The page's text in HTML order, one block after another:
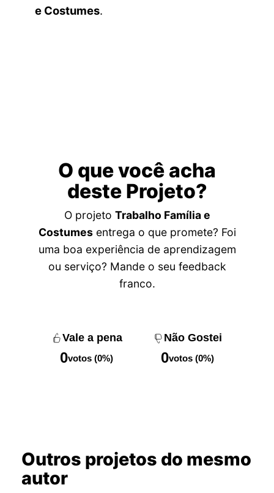
e Costumes.
O que você acha
deste Projeto?
O projeto Trabalho Família e
Costumesentrega o que promete? Foi
uma boa experiência de aprendizagem
ou serviço? Mande o seu feedback
franco.
Vale a pena
0votos (0%)
Não Gostei
0votos (0%)
Outros projetos do mesmo
autor